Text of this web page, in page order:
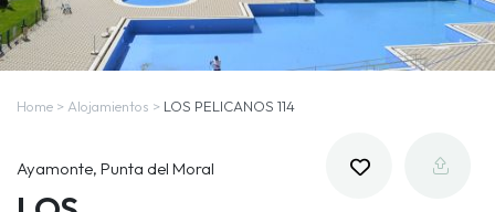
Home > Alojamientos > LOS PELICANOS 114
Ayamonte, Punta del Moral